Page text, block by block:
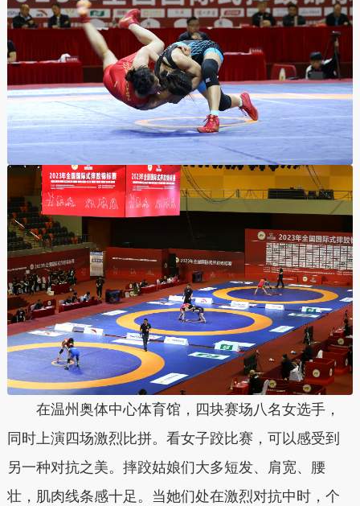
在温州奥体中心体育馆，四块赛场八名女选手，
同时上演四场激烈比拼。看女子跤比赛，可以感受到
另一种对抗之美。摔跤姑娘们大多短发、肩宽、腰
壮，肌肉线条感十足。当她们处在激烈对抗中时，个